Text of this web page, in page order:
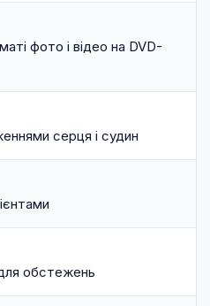
фото і відео на DVD-
серця і судин
обстежень